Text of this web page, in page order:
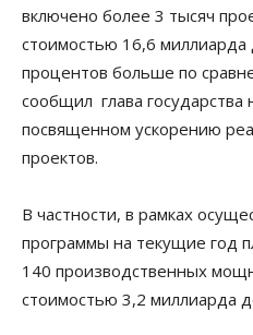
включено более 3 тысяч
стоимостью 16,6 миллиарда
процентов больше по
сообщил глава государства
посвященном ускорению
проектов.
В частности, в рамках
программы на текущие год
140 производственных
стоимостью 3,2 миллиарда